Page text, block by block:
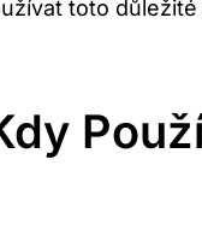
toto důležité